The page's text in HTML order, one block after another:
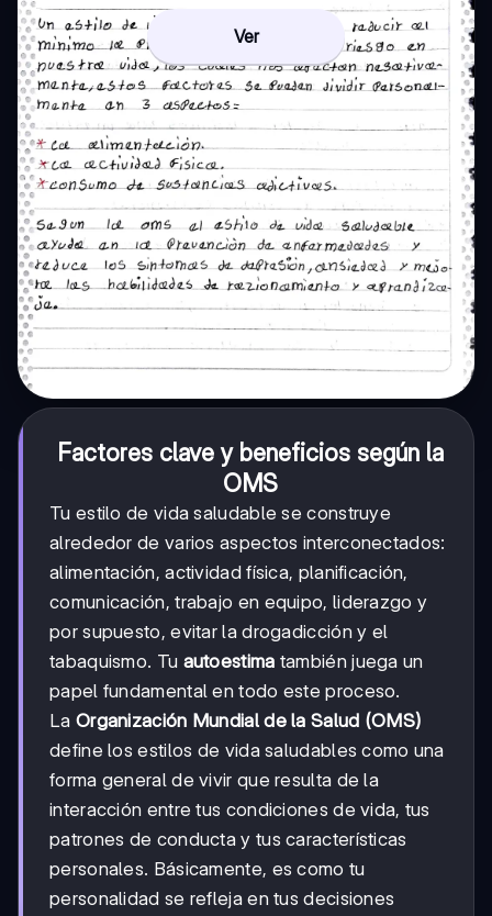
Ver
Factores clave y beneficios según la
OMS
Tu estilo de vida saludable se construye
alrededor de varios aspectos interconectados:
alimentación, actividad física, planificación,
comunicación, trabajo en equipo, liderazgo y
por supuesto, evitar la drogadicción y el
tabaquismo. Tu autoestima también juega un
papel fundamental en todo este proceso.
La Organización Mundial de la Salud (OMS)
define los estilos de vida saludables como una
forma general de vivir que resulta de la
interacción entre tus condiciones de vida, tus
patrones de conducta y tus características
personales. Básicamente, es como tu
personalidad se refleja en tus decisiones